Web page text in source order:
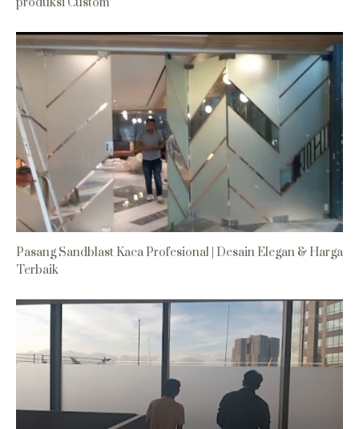
Pasang Sandblast Kaca Profesional | Desain Elegan & Harga
Terbaik